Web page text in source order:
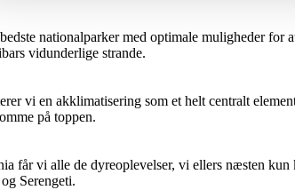
nationalparker med optimale muligheder
vidunderlige strande.
vi en akklimatisering som et helt centralt
på toppen.
får vi alle de dyreoplevelser, vi ellers næsten
Serengeti.